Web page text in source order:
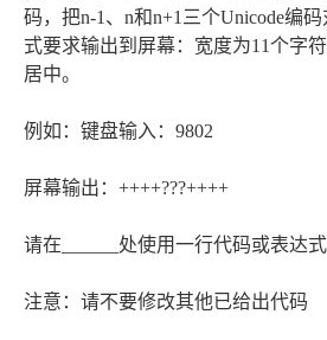
码，把n-1、n和n+1三个Unicode编
式要求输出到屏幕：宽度为11个字
居中。
例如：键盘输入：9802
屏幕输出：++++???++++
请在______处使用一行代码或表达
注意：请不要修改其他已给出代码